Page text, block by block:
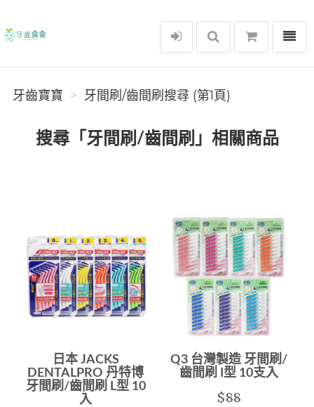
牙齒寶寶
選單
牙齒寶寶 牙間刷/齒間刷搜尋 (第1頁)
搜尋「牙間刷/齒間刷」相關商品
日本 JACKS
DENTALPRO 丹特博
牙間刷/齒間刷 L型 10
入
Q3 台灣製造 牙間刷/
齒間刷 I型 10支入
$88